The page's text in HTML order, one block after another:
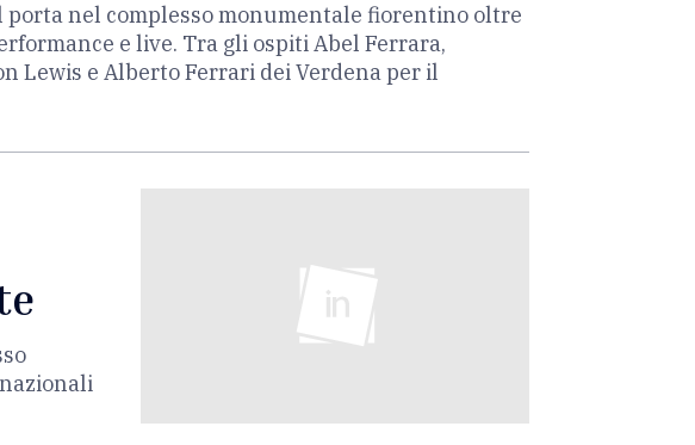
nel complesso monumentale fiorentino oltre
e live. Tra gli ospiti Abel Ferrara,
Lewis e Alberto Ferrari dei Verdena per il